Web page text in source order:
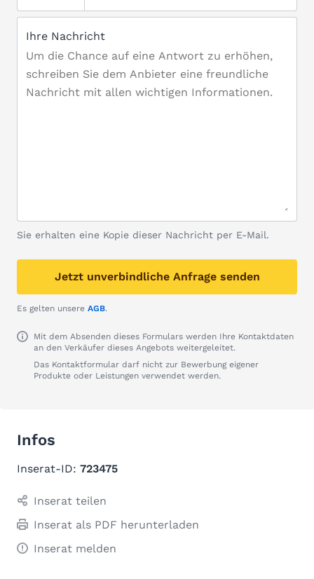
Ihre Nachricht
Sie erhalten eine Kopie dieser Nachricht per E-Mail.
Jetzt unverbindliche Anfrage senden
Es gelten unsere AGB.
Mit dem Absenden dieses Formulars werden Ihre Kontaktdaten
an den Verkäufer dieses Angebots weitergeleitet.
Das Kontaktformular darf nicht zur Bewerbung eigener
Produkte oder Leistungen verwendet werden.
Infos
Inserat-ID: 723475
Inserat teilen
Inserat als PDF herunterladen
Inserat melden